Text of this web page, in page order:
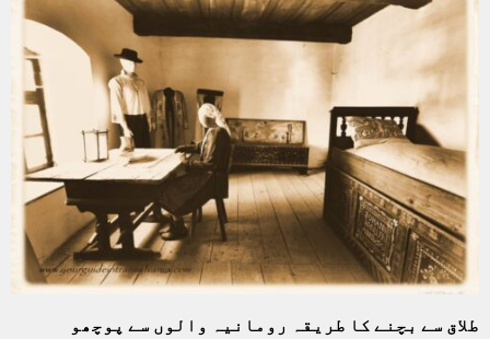
طلاق سے بچنے کا طریقہ رومانیہ والوں سے پوچھو